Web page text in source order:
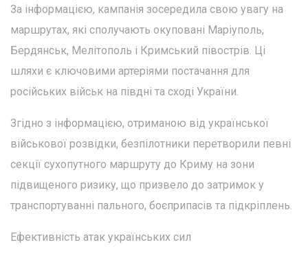
За інформацією, кампанія зосередила свою увагу на
маршрутах, які сполучають окуповані Маріуполь,
Бердянськ, Мелітополь і Кримський півострів. Ці
шляхи є ключовими артеріями постачання для
російських військ на півдні та сході України.
Згідно з інформацією, отриманою від української
військової розвідки, безпілотники перетворили певні
секції сухопутного маршруту до Криму на зони
підвищеного ризику, що призвело до затримок у
транспортуванні пального, боєприпасів та підкріплень.
Ефективність атак українських сил